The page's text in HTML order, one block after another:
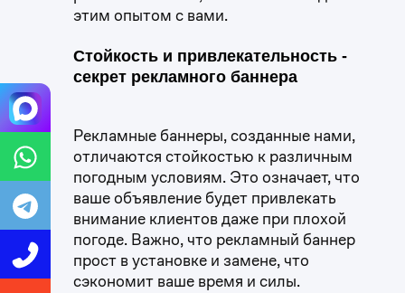
этим опытом с вами.
Стойкость и привлекательность -
секрет рекламного баннера
Рекламные баннеры, созданные нами,
отличаются стойкостью к различным
погодным условиям. Это означает, что
ваше объявление будет привлекать
внимание клиентов даже при плохой
погоде. Важно, что рекламный баннер
прост в установке и замене, что
сэкономит ваше время и силы.